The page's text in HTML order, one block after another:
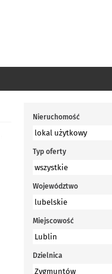
Nieruchomość
Typ oferty
Województwo
Miejscowość
Dzielnica